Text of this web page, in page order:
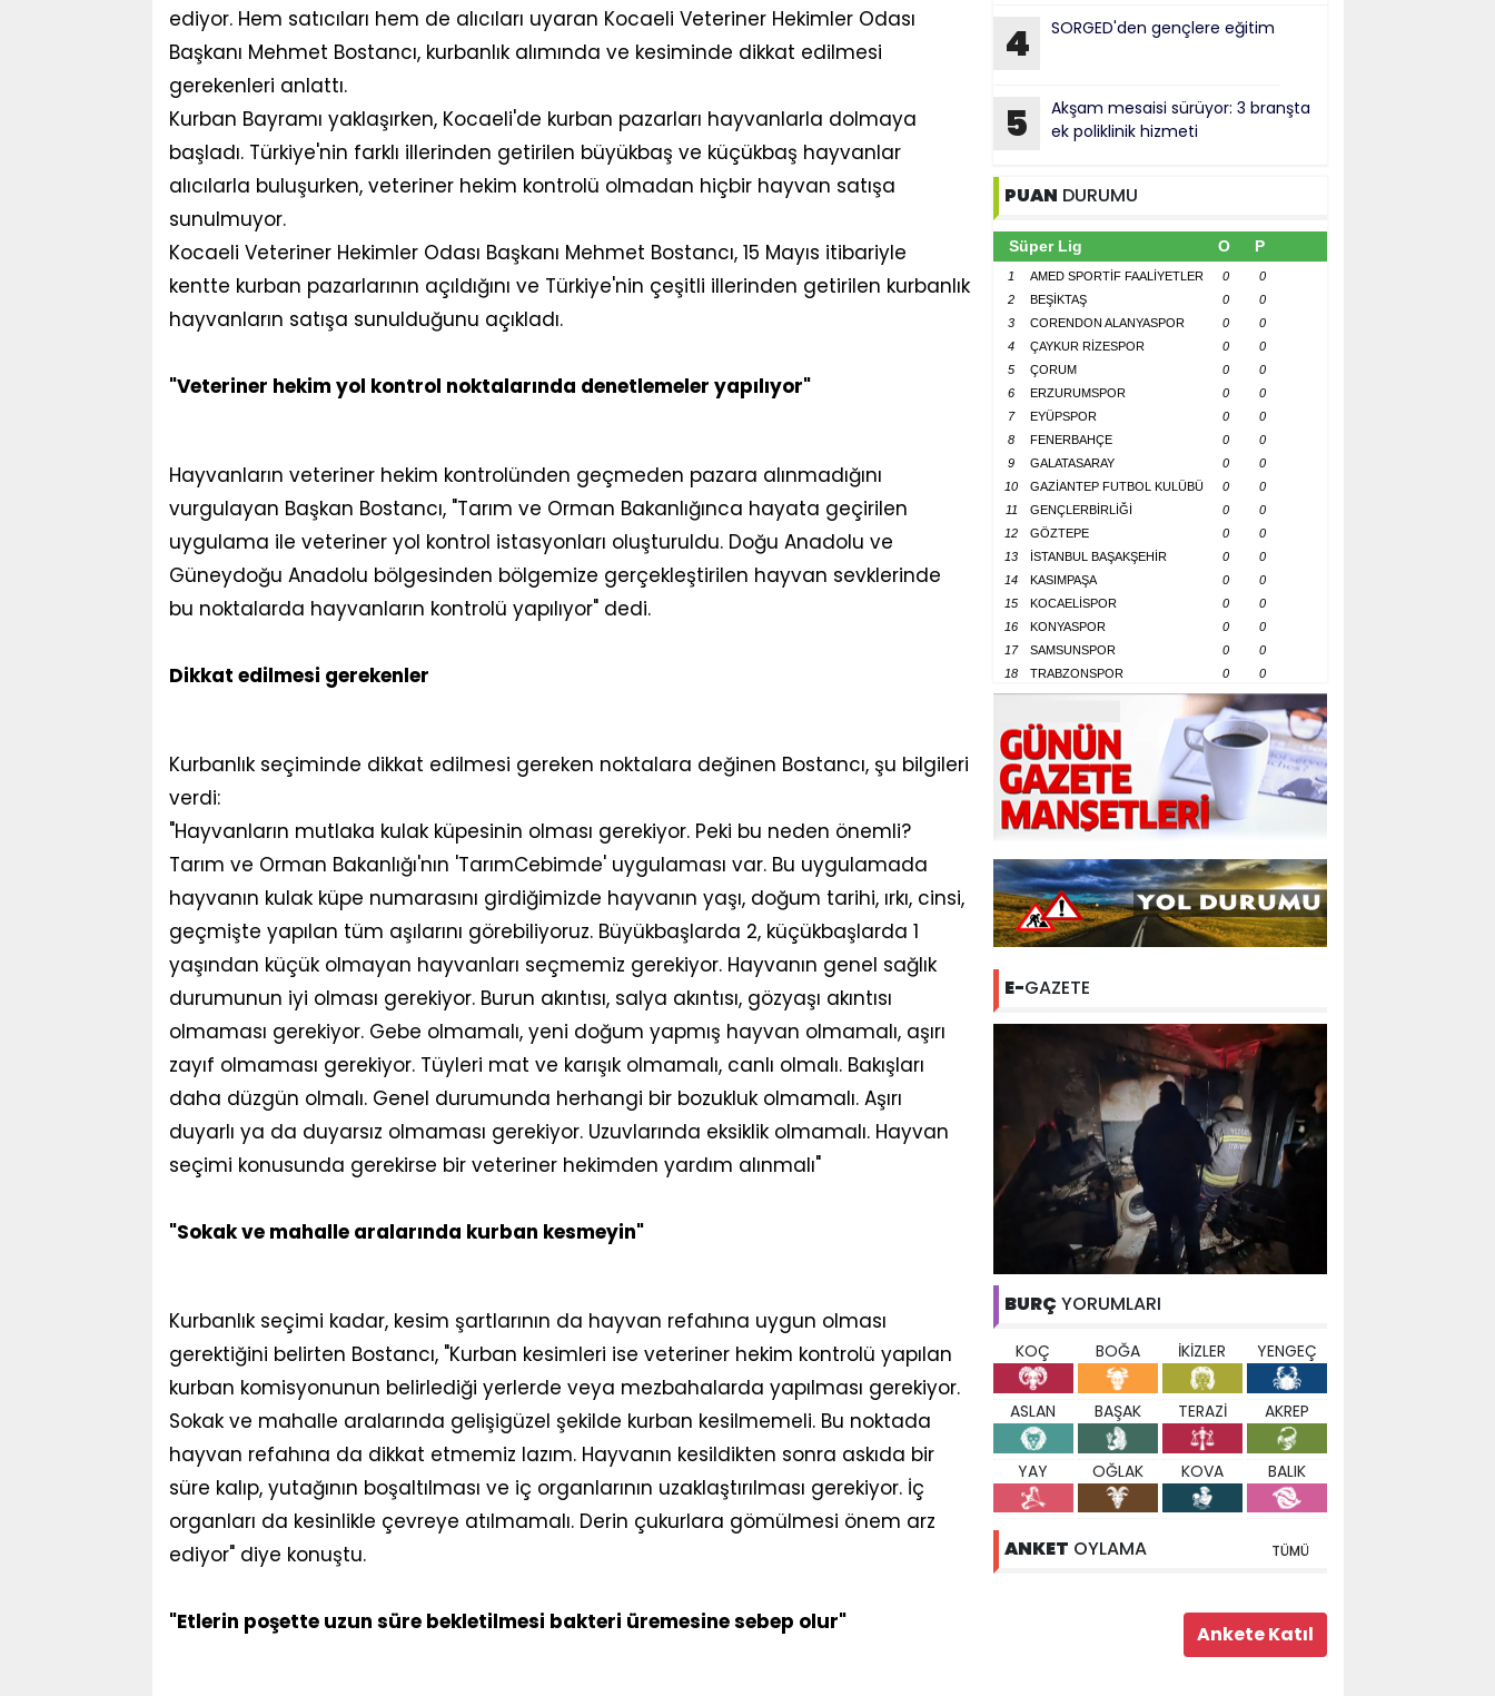
ediyor. Hem satıcıları hem de alıcıları uyaran Kocaeli Veteriner Hekimler Odası
Başkanı Mehmet Bostancı, kurbanlık alımında ve kesiminde dikkat edilmesi
gerekenleri anlattı.
Kurban Bayramı yaklaşırken, Kocaeli'de kurban pazarları hayvanlarla dolmaya
başladı. Türkiye'nin farklı illerinden getirilen büyükbaş ve küçükbaş hayvanlar
alıcılarla buluşurken, veteriner hekim kontrolü olmadan hiçbir hayvan satışa
sunulmuyor.
Kocaeli Veteriner Hekimler Odası Başkanı Mehmet Bostancı, 15 Mayıs itibariyle
kentte kurban pazarlarının açıldığını ve Türkiye'nin çeşitli illerinden getirilen kurbanlık
hayvanların satışa sunulduğunu açıkladı.
"Veteriner hekim yol kontrol noktalarında denetlemeler yapılıyor"
Hayvanların veteriner hekim kontrolünden geçmeden pazara alınmadığını
vurgulayan Başkan Bostancı, "Tarım ve Orman Bakanlığınca hayata geçirilen
uygulama ile veteriner yol kontrol istasyonları oluşturuldu. Doğu Anadolu ve
Güneydoğu Anadolu bölgesinden bölgemize gerçekleştirilen hayvan sevklerinde
bu noktalarda hayvanların kontrolü yapılıyor" dedi.
Dikkat edilmesi gerekenler
Kurbanlık seçiminde dikkat edilmesi gereken noktalara değinen Bostancı, şu bilgileri
verdi:
"Hayvanların mutlaka kulak küpesinin olması gerekiyor. Peki bu neden önemli?
Tarım ve Orman Bakanlığı'nın 'TarımCebimde' uygulaması var. Bu uygulamada
hayvanın kulak küpe numarasını girdiğimizde hayvanın yaşı, doğum tarihi, ırkı, cinsi,
geçmişte yapılan tüm aşılarını görebiliyoruz. Büyükbaşlarda 2, küçükbaşlarda 1
yaşından küçük olmayan hayvanları seçmemiz gerekiyor. Hayvanın genel sağlık
durumunun iyi olması gerekiyor. Burun akıntısı, salya akıntısı, gözyaşı akıntısı
olmaması gerekiyor. Gebe olmamalı, yeni doğum yapmış hayvan olmamalı, aşırı
zayıf olmaması gerekiyor. Tüyleri mat ve karışık olmamalı, canlı olmalı. Bakışları
daha düzgün olmalı. Genel durumunda herhangi bir bozukluk olmamalı. Aşırı
duyarlı ya da duyarsız olmaması gerekiyor. Uzuvlarında eksiklik olmamalı. Hayvan
seçimi konusunda gerekirse bir veteriner hekimden yardım alınmalı"
"Sokak ve mahalle aralarında kurban kesmeyin"
Kurbanlık seçimi kadar, kesim şartlarının da hayvan refahına uygun olması
gerektiğini belirten Bostancı, "Kurban kesimleri ise veteriner hekim kontrolü yapılan
kurban komisyonunun belirlediği yerlerde veya mezbahalarda yapılması gerekiyor.
Sokak ve mahalle aralarında gelişigüzel şekilde kurban kesilmemeli. Bu noktada
hayvan refahına da dikkat etmemiz lazım. Hayvanın kesildikten sonra askıda bir
süre kalıp, yutağının boşaltılması ve iç organlarının uzaklaştırılması gerekiyor. İç
organları da kesinlikle çevreye atılmamalı. Derin çukurlara gömülmesi önem arz
ediyor" diye konuştu.
"Etlerin poşette uzun süre bekletilmesi bakteri üremesine sebep olur"
4 SORGED'den gençlere eğitim
5
Akşam mesaisi sürüyor: 3 branşta
ek poliklinik hizmeti
PUAN DURUMU
Süper Lig O P
1 AMED SPORTİF FAALİYETLER 0
0
2
BEŞİKTAŞ 0
0
3
CORENDON ALANYASPOR 0
0
4
ÇAYKUR RİZESPOR 0
0
5
ÇORUM 0
0
6
ERZURUMSPOR 0
0
7
EYÜPSPOR 0
0
8
FENERBAHÇE 0
0
9
GALATASARAY 0
0
10
GAZİANTEP FUTBOL KULÜBÜ 0
0
11
GENÇLERBİRLİĞİ 0
0
12
GÖZTEPE 0
0
13
İSTANBUL BAŞAKŞEHİR 0
0
14
KASIMPAŞA 0
0
15
KOCAELİSPOR 0
0
16
KONYASPOR 0
0
17
SAMSUNSPOR 0
0
18
TRABZONSPOR 0 0
E-GAZETE
BURÇ YORUMLARI
KOÇ BOĞA İKİZLER YENGEÇ
ASLAN BAŞAK TERAZİ AKREP
YAY OĞLAK KOVA BALIK
ANKET OYLAMA TÜMÜ